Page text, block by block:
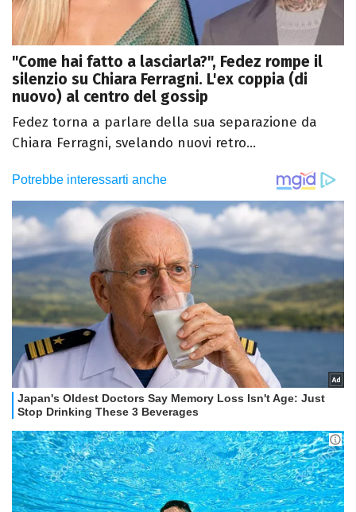
"Come hai fatto a lasciarla?", Fedez rompe il
silenzio su Chiara Ferragni. L'ex coppia (di
nuovo) al centro del gossip
Fedez torna a parlare della sua separazione da
Chiara Ferragni, svelando nuovi retro...